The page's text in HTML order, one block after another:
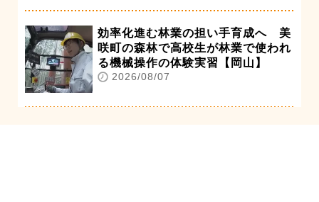
効率化進む林業の担い手育成へ 美
咲町の森林で高校生が林業で使われ
る機械操作の体験実習【岡山】
2026/08/07